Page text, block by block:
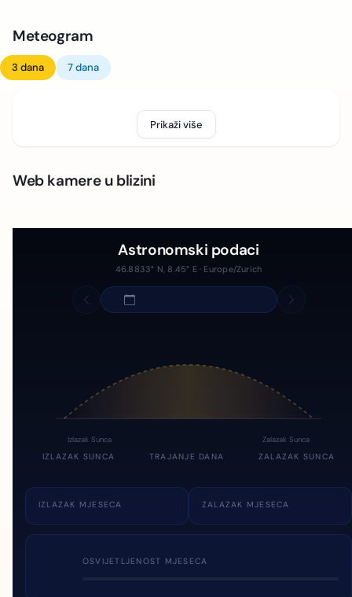
Meteogram
3 dana 7 dana
Prikaži više
Web kamere u blizini
Astronomski podaci
46.8833° N, 8.45° E · Europe/Zurich
Izlazak Sunca Zalazak Sunca
IZLAZAK SUNCA TRAJANJE DANA ZALAZAK SUNCA
IZLAZAK MJESECA ZALAZAK MJESECA
OSVIJETLJENOST MJESECA